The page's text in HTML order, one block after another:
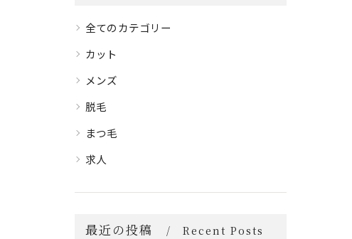
全てのカテゴリー
カット
メンズ
脱毛
まつ毛
求人
最近の投稿 Recent Posts